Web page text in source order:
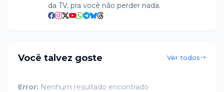
da TV, pra você não perder nada.
Você talvez goste Ver todos
Error: Nenhum resultado encontrado